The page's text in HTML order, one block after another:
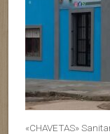
«CHAVETAS»